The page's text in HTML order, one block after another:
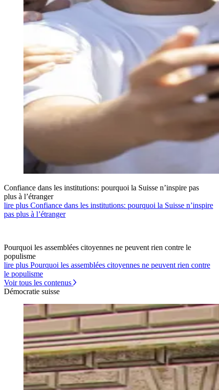
Confiance dans les institutions: pourquoi la Suisse n’inspire pas
plus à l’étranger
lire plus Confiance dans les institutions: pourquoi la Suisse n’inspire
pas plus à l’étranger
Pourquoi les assemblées citoyennes ne peuvent rien contre le
populisme
lire plus Pourquoi les assemblées citoyennes ne peuvent rien contre
le populisme
Voir tous les contenus
Démocratie suisse